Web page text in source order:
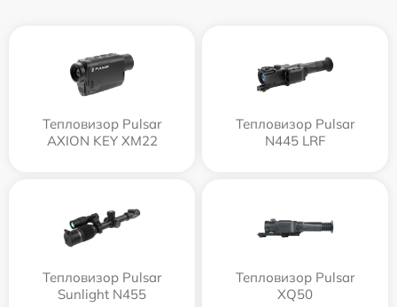
Тепловизор Pulsar
AXION KEY XM22
Тепловизор Pulsar
N445 LRF
Тепловизор Pulsar
Sunlight N455
Тепловизор Pulsar
XQ50